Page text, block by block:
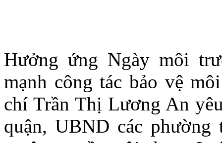
Hưởng ứng Ngày môi
mạnh công tác bảo vệ
chí Trần Thị Lương An
quận, UBND các